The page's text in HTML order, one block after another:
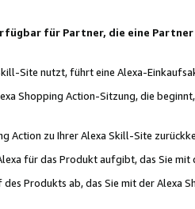
für Partner, die eine
Site nutzt, führt eine Alexa-
Shopping Action-Sitzung, die
Action zu Ihrer Alexa Skill-Site
für das Produkt aufgibt, das Sie mit
des Produkts ab, das Sie mit der Alexa